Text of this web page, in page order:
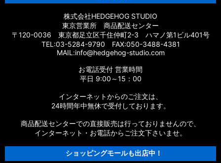
株式会社HEDGEHOG STUDIO
東京営業所 商品配送センター
〒120-0036 東京都足立区千住仲町2-3 ハマノ第1ビル401号
TEL:03-5284-9790 FAX:050-3488-4381
MAIL:info@hedgehog-studio.com
お電話受付 営業時間
平日 9:00～15：00
インターネットからのご注文は、
24時間年中無休で受付しております。
商品配送センターでの直接販売は行っておりませんので、
インターネット・お電話からご注文下さいませ。
ショッピングモールも出店中！